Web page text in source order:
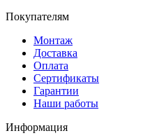
Покупателям
Монтаж
Доставка
Оплата
Сертификаты
Гарантии
Наши работы
Информация